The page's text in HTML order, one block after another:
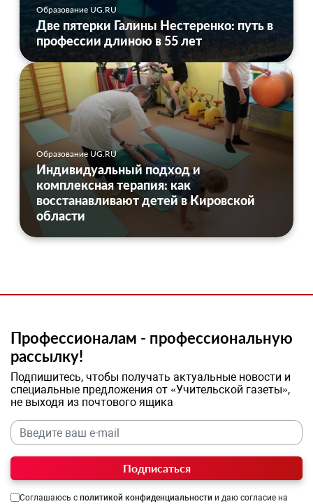
Образование UG.RU
Две пятерки Галины Нестеренко: путь в
профессии длиною в 55 лет
Образование UG.RU
Индивидуальный подход и
комплексная терапия: как
восстанавливают детей в Кировской
области
Профессионалам - профессиональную
рассылку!
Подпишитесь, чтобы получать актуальные новости и
специальные предложения от «Учительской газеты»,
не выходя из почтового ящика
Подписаться
Соглашаюсь с политикой конфиденциальности и даю согласие на